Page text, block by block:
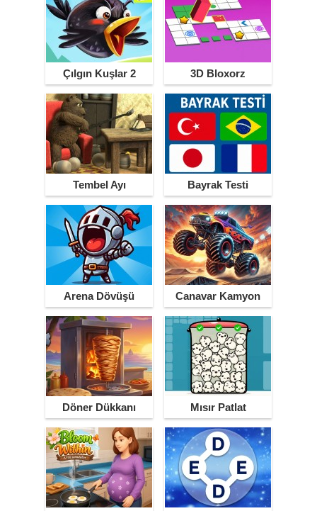
Çılgın Kuşlar 2 3D Bloxorz
Tembel Ayı Bayrak Testi
Arena Dövüşü
Canavar Kamyon
Yarışı
Döner Dükkanı Mısır Patlat